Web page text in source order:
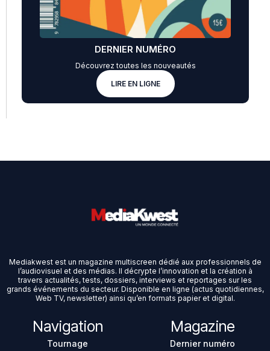
DERNIER NUMÉRO
Découvrez toutes les nouveautés
LIRE EN LIGNE
Mediakwest est un magazine multiscreen dédié aux professionnels de
l’audiovisuel et des médias. Il décrypte l’innovation et la création à
travers actualités, tests, dossiers, interviews et reportages sur les
grands événements du secteur. Disponible en ligne (actus quotidiennes,
Web TV, newsletter) ainsi qu’en formats papier et digital.
Navigation
Tournage
Magazine
Dernier numéro